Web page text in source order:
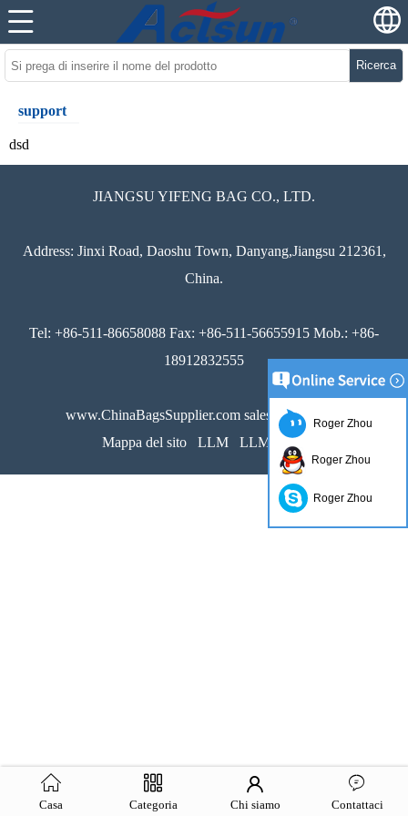
Ricerca
support
dsd
JIANGSU YIFENG BAG CO., LTD.
Address: Jinxi Road, Daoshu Town, Danyang,Jiangsu 212361,
China.
Tel: +86-511-86658088 Fax: +86-511-56655915 Mob.: +86-
18912832555
www.ChinaBagsSupplier.com sales@actsun.net
Mappa del sito
LLM LLM pieno
Casa Categoria Chi siamo Contattaci
Roger Zhou
Roger Zhou
Roger Zhou